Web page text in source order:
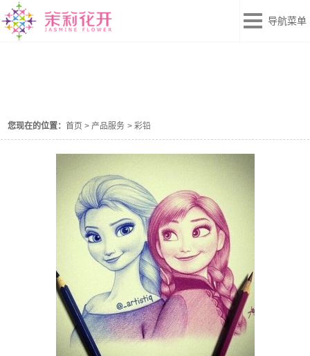
导航菜单
您现在的位置：首页 > 产品服务 >彩铅